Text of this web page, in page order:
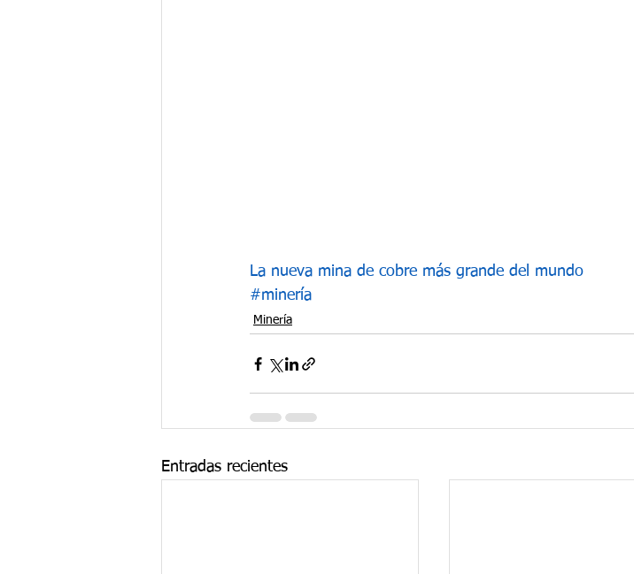
La nueva mina de cobre más grande del mundo
#minería
Minería
Entradas recientes